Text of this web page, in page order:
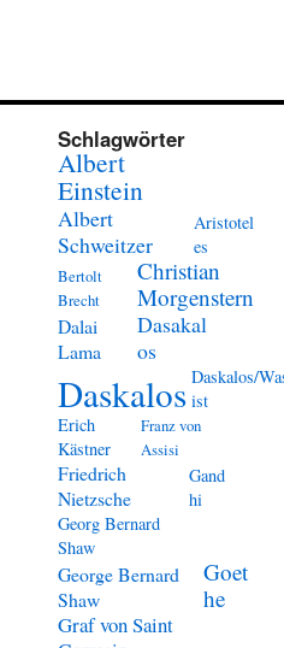
Schlagwörter
Albert
Einstein
Albert
Schweitzer
Aristotel
es
Bertolt
Brecht
Christian
Morgenstern
Dalai
Lama
Dasakal
os
Daskalos Daskalos/
ist
Erich
Kästner
Franz von
Assisi
Friedrich
Nietzsche
Gand
hi
Georg Bernard
Shaw
George Bernard
Shaw
Goet
he
Graf von Saint